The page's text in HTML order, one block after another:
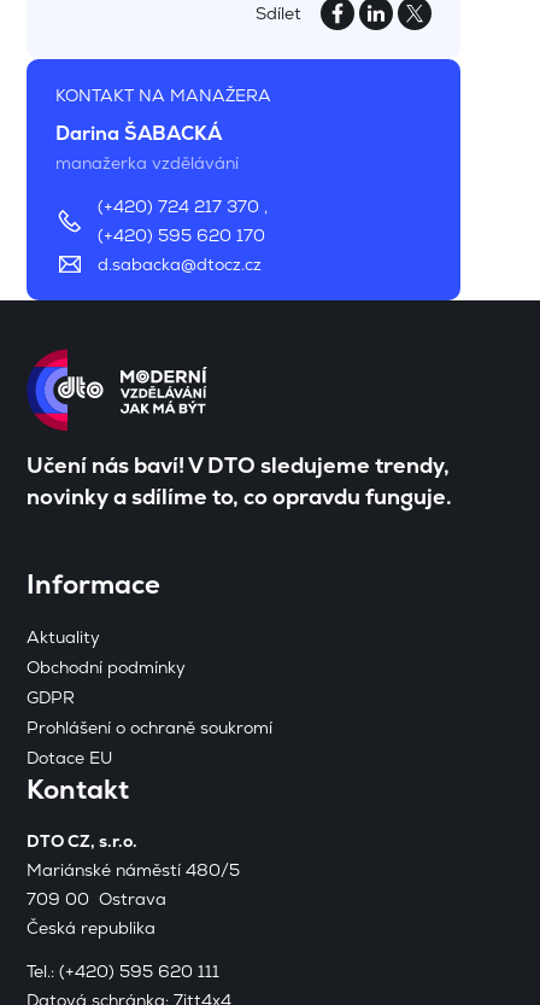
Sdílet
KONTAKT NA MANAŽERA
Darina ŠABACKÁ
manažerka vzdělávání
(+420) 724 217 370 ,
(+420) 595 620 170
d.sabacka@dtocz.cz
Učení nás baví! V DTO sledujeme trendy,
novinky a sdílíme to, co opravdu funguje.
Informace
Aktuality
Obchodní podmínky
GDPR
Prohlášení o ochraně soukromí
Dotace EU
Kontakt
DTO CZ, s.r.o.
Mariánské náměstí 480/5
709 00 Ostrava
Česká republika
Tel.:(+420) 595 620 111
Datová schránka: 7itt4x4